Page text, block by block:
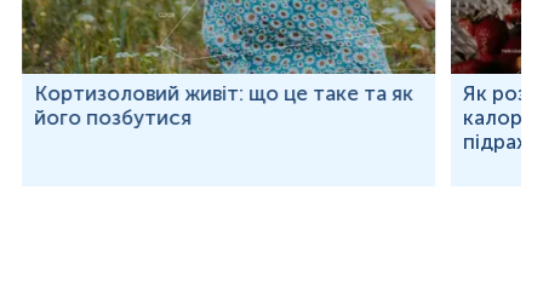
Кортизоловий живіт: що це таке та як
його позбутися
Як